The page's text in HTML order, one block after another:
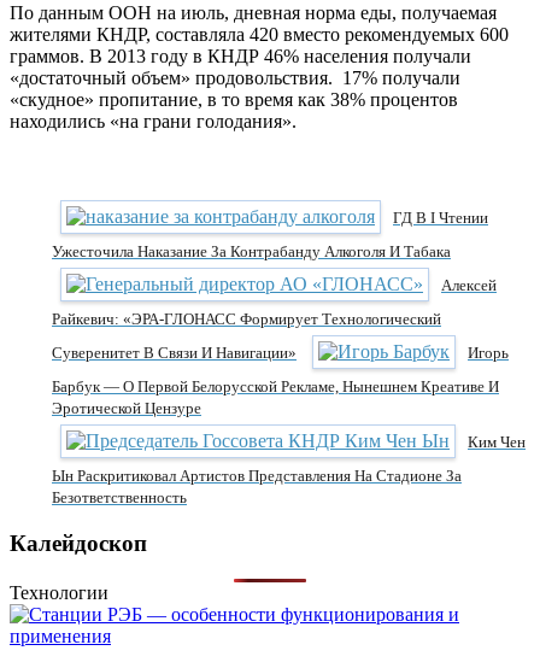
По данным ООН на июль, дневная норма еды, получаемая
жителями КНДР, составляла 420 вместо рекомендуемых 600
граммов. В 2013 году в КНДР 46% населения получали
«достаточный объем» продовольствия. 17% получали
«скудное» пропитание, в то время как 38% процентов
находились «на грани голодания».
ГД В I Чтении
Ужесточила Наказание За Контрабанду Алкоголя И Табака
Алексей
Райкевич: «ЭРА-ГЛОНАСС Формирует Технологический
Суверенитет В Связи И Навигации»
Игорь
Барбук — О Первой Белорусской Рекламе, Нынешнем Креативе И
Эротической Цензуре
Ким Чен
Ын Раскритиковал Артистов Представления На Стадионе За
Безответственность
Калейдоскоп
Технологии